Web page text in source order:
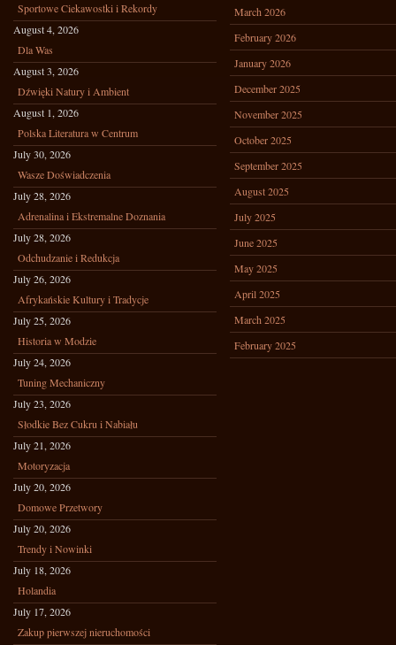
Sportowe Ciekawostki i Rekordy
August 4, 2026
Dla Was
August 3, 2026
Dźwięki Natury i Ambient
August 1, 2026
Polska Literatura w Centrum
July 30, 2026
Wasze Doświadczenia
July 28, 2026
Adrenalina i Ekstremalne Doznania
July 28, 2026
Odchudzanie i Redukcja
July 26, 2026
Afrykańskie Kultury i Tradycje
July 25, 2026
Historia w Modzie
July 24, 2026
Tuning Mechaniczny
July 23, 2026
Słodkie Bez Cukru i Nabiału
July 21, 2026
Motoryzacja
July 20, 2026
Domowe Przetwory
July 20, 2026
Trendy i Nowinki
July 18, 2026
Holandia
July 17, 2026
Zakup pierwszej nieruchomości
March 2026
February 2026
January 2026
December 2025
November 2025
October 2025
September 2025
August 2025
July 2025
June 2025
May 2025
April 2025
March 2025
February 2025